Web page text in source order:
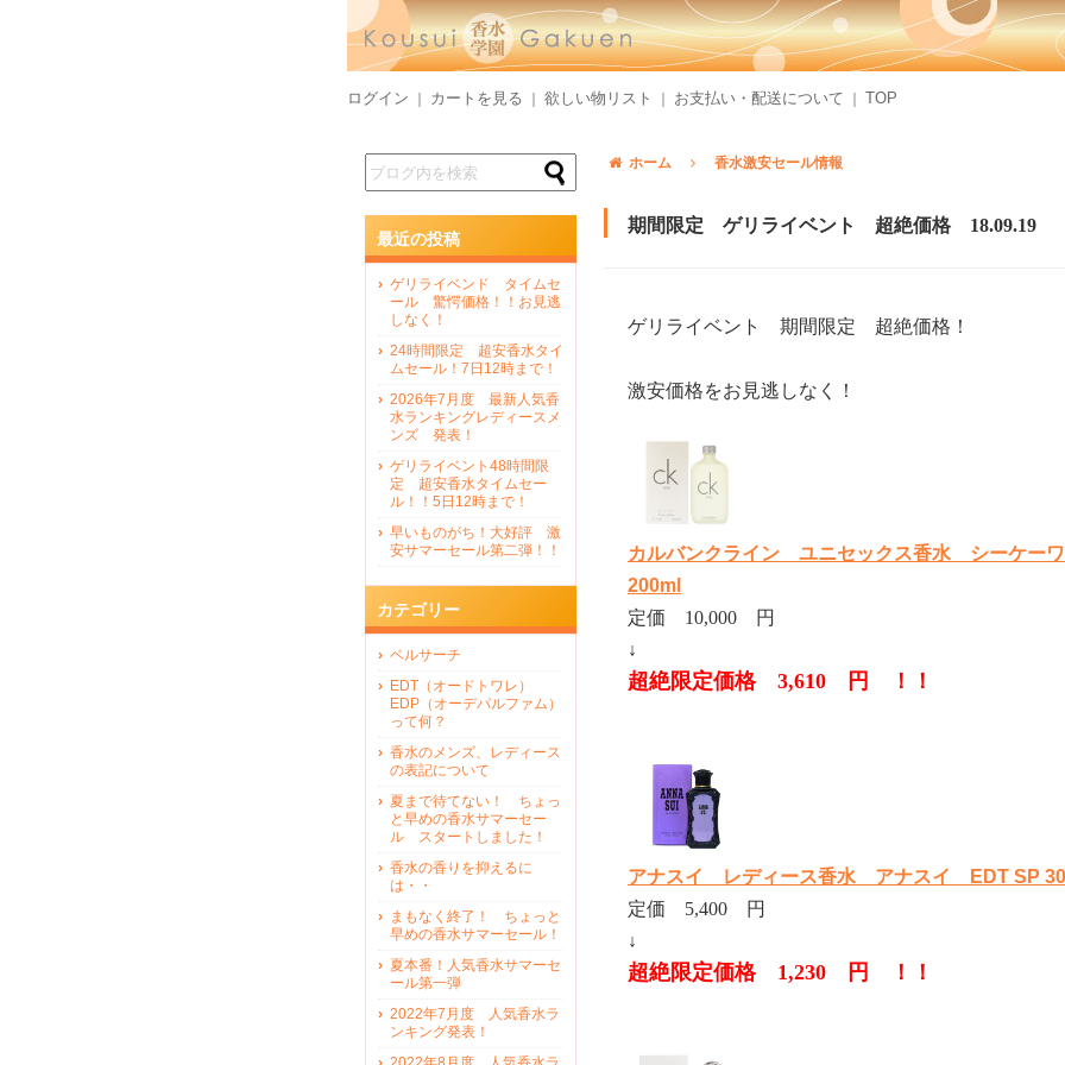
ログイン カートを見る 欲しい物リスト お支払い・配送について TOP
ホーム 香水激安セール情報
期間限定 ゲリライベント 超絶価格 18.09.19
ゲリライベント 期間限定 超絶価格！
激安価格をお見逃しなく！
カルバンクライン ユニセックス香水 シーケー
200ml
定価 10,000 円
↓
超絶限定価格 3,610 円 ！！
アナスイ レディース香水 アナスイ EDT SP
定価 5,400 円
↓
超絶限定価格 1,230 円 ！！
最近の投稿
ゲリライベンド タイムセ
ール 驚愕価格！！お見逃
しなく！
24時間限定 超安香水タイ
ムセール！7日12時まで！
2026年7月度 最新人気香
水ランキングレディースメ
ンズ 発表！
ゲリライベント48時間限
定 超安香水タイムセー
ル！！5日12時まで！
早いものがち！大好評 激
安サマーセール第二弾！！
カテゴリー
ベルサーチ
EDT（オードトワレ）
EDP（オーデパルファム）
って何？
香水のメンズ、レディース
の表記について
夏まで待てない！ ちょっ
と早めの香水サマーセー
ル スタートしました！
香水の香りを抑えるに
は・・
まもなく終了！ ちょっと
早めの香水サマーセール！
夏本番！人気香水サマーセ
ール第一弾
2022年7月度 人気香水ラ
ンキング発表！